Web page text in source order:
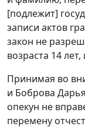
[подлежит]
записи актов
закон не
возраста 14
Принимая во
и Боброва
опекун не
перемену